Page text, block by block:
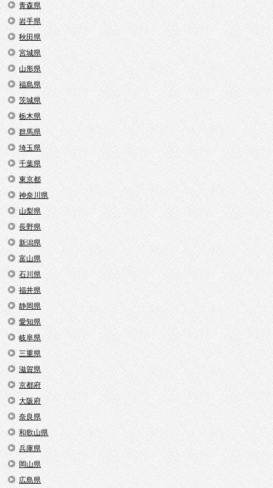
青森県
岩手県
秋田県
宮城県
山形県
福島県
茨城県
栃木県
群馬県
埼玉県
千葉県
東京都
神奈川県
山梨県
長野県
新潟県
富山県
石川県
福井県
静岡県
愛知県
岐阜県
三重県
滋賀県
京都府
大阪府
奈良県
和歌山県
兵庫県
岡山県
広島県